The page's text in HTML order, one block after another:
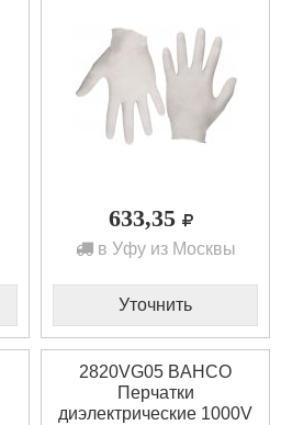
633,35
в Уфу из Москвы
Уточнить
2820VG05 BAHCO
Перчатки
диэлектрические 1000V